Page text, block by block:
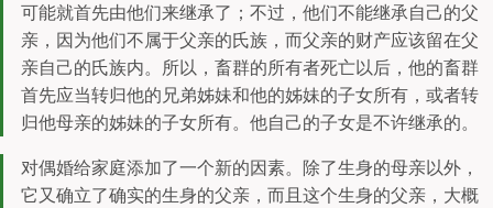
可能就首先由他们来继承了；不过，他们不能继承自己的父
亲，因为他们不属于父亲的氏族，而父亲的财产应该留在父
亲自己的氏族内。所以，畜群的所有者死亡以后，他的畜群
首先应当转归他的兄弟姊妹和他的姊妹的子女所有，或者转
归他母亲的姊妹的子女所有。他自己的子女是不许继承的。
对偶婚给家庭添加了一个新的因素。除了生身的母亲以外，
它又确立了确实的生身的父亲，而且这个生身的父亲，大概